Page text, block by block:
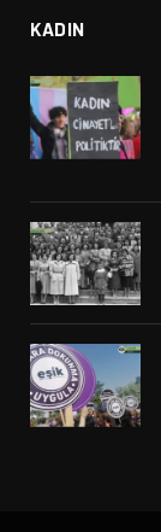
KADIN